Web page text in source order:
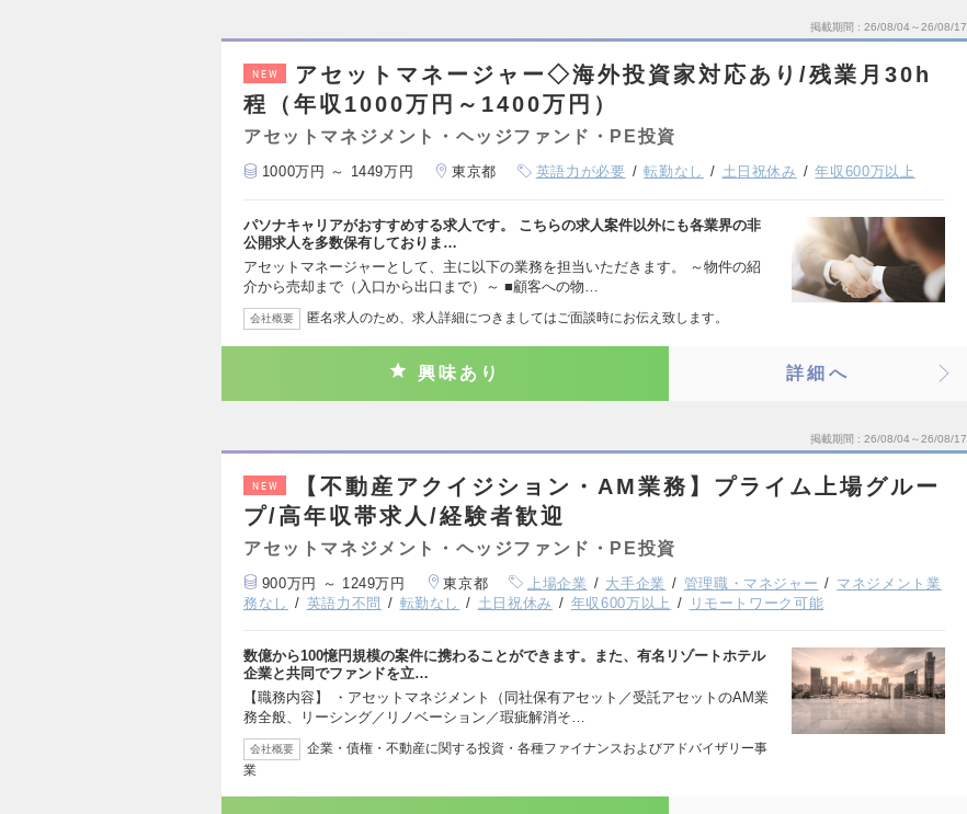
掲載期間 26/08/04～26/08/17
NEW
アセットマネージャー◇海外投資家対応あり/残業月30h
程（年収1000万円～1400万円）
アセットマネジメント・ヘッジファンド・PE投資
1000万円 ～ 1449万円 東京都 英語力が必要 転勤なし 土日祝休み 年収600万以上
パソナキャリアがおすすめする求人です。 こちらの求人案件以外にも各業界の非
公開求人を多数保有しておりま…
アセットマネージャーとして、主に以下の業務を担当いただきます。 ～物件の紹
介から売却まで（入口から出口まで）～ ■顧客への物…
会社概要 匿名求人のため、求人詳細につきましてはご面談時にお伝え致します。
興味あり 詳細へ
掲載期間 26/08/04～26/08/17
NEW
【不動産アクイジション・AM業務】プライム上場グルー
プ/高年収帯求人/経験者歓迎
アセットマネジメント・ヘッジファンド・PE投資
900万円 ～ 1249万円 東京都 上場企業 大手企業 管理職・マネジャー
マネジメント業
務なし
英語力不問 転勤なし 土日祝休み 年収600万以上 リモートワーク可能
数億から100憶円規模の案件に携わることができます。また、有名リゾートホテル
企業と共同でファンドを立…
【職務内容】 ・アセットマネジメント（同社保有アセット／受託アセットのAM業
務全般、リーシング／リノベーション／瑕疵解消そ…
会社概要
企業・債権・不動産に関する投資・各種ファイナンスおよびアドバイザリー事
業